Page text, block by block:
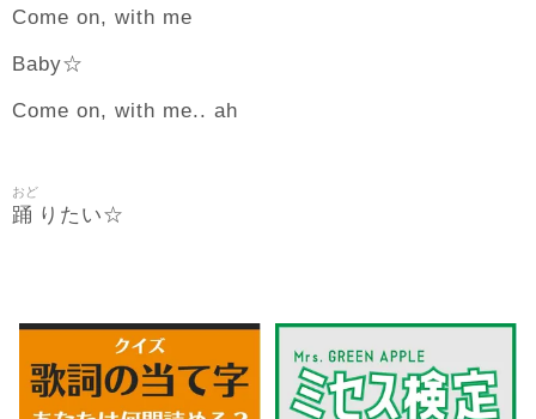
Come on, with me
Baby☆
Come on, with me.. ah
踊
おど
りたい☆